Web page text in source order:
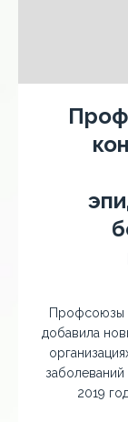
Профсоюзы
добавила
2019